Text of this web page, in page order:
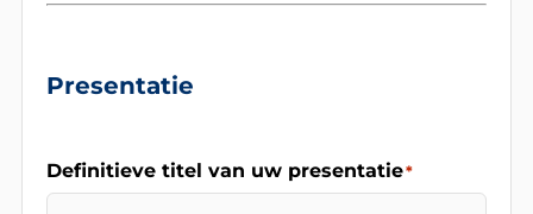
Presentatie
Definitieve titel van uw presentatie*